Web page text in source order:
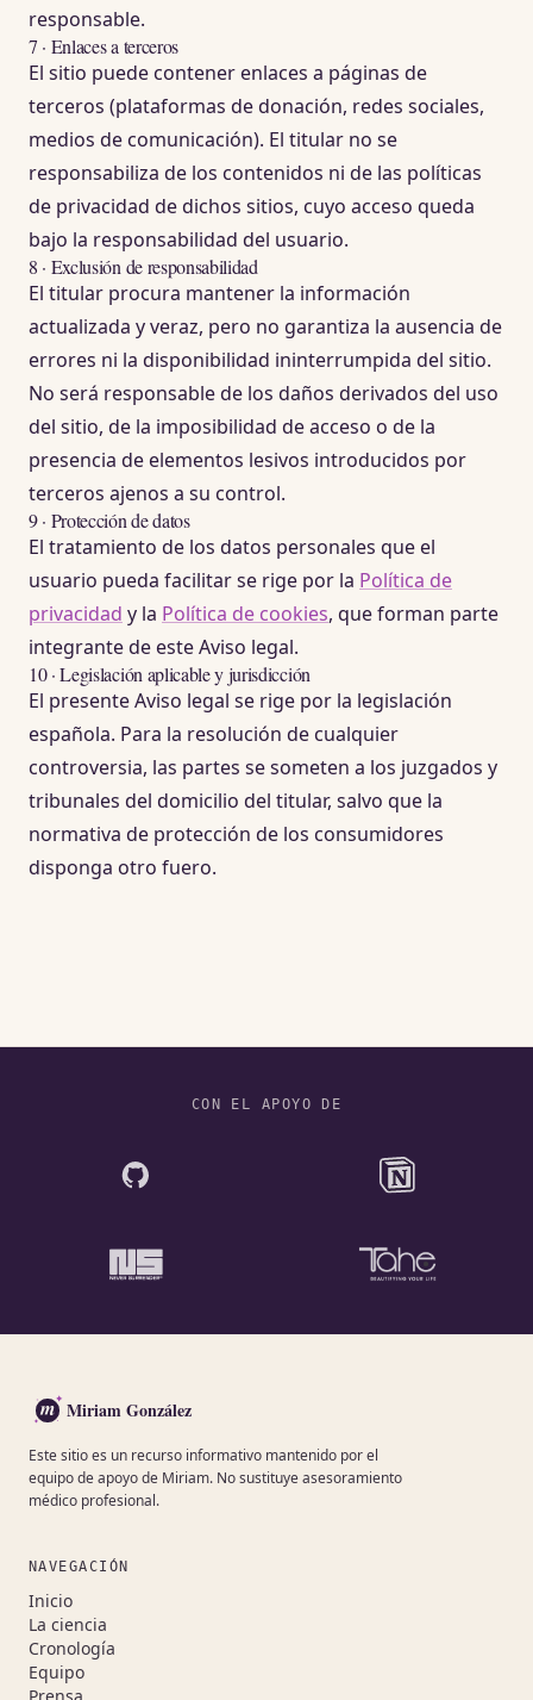
responsable.
7 · Enlaces a terceros
El sitio puede contener enlaces a páginas de
terceros (plataformas de donación, redes sociales,
medios de comunicación). El titular no se
responsabiliza de los contenidos ni de las políticas
de privacidad de dichos sitios, cuyo acceso queda
bajo la responsabilidad del usuario.
8 · Exclusión de responsabilidad
El titular procura mantener la información
actualizada y veraz, pero no garantiza la ausencia de
errores ni la disponibilidad ininterrumpida del sitio.
No será responsable de los daños derivados del uso
del sitio, de la imposibilidad de acceso o de la
presencia de elementos lesivos introducidos por
terceros ajenos a su control.
9 · Protección de datos
El tratamiento de los datos personales que el
usuario pueda facilitar se rige por la Política de
privacidad y la Política de cookies, que forman parte
integrante de este Aviso legal.
10 · Legislación aplicable y jurisdicción
El presente Aviso legal se rige por la legislación
española. Para la resolución de cualquier
controversia, las partes se someten a los juzgados y
tribunales del domicilio del titular, salvo que la
normativa de protección de los consumidores
disponga otro fuero.
CON EL APOYO DE
m Miriam González
Este sitio es un recurso informativo mantenido por el
equipo de apoyo de Miriam. No sustituye asesoramiento
médico profesional.
NAVEGACIÓN
Inicio
La ciencia
Cronología
Equipo